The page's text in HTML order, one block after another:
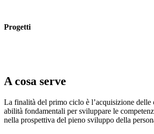
Progetti
A cosa serve
La finalità del primo ciclo è l’acquisizione delle
abilità fondamentali per sviluppare le
nella prospettiva del pieno sviluppo della